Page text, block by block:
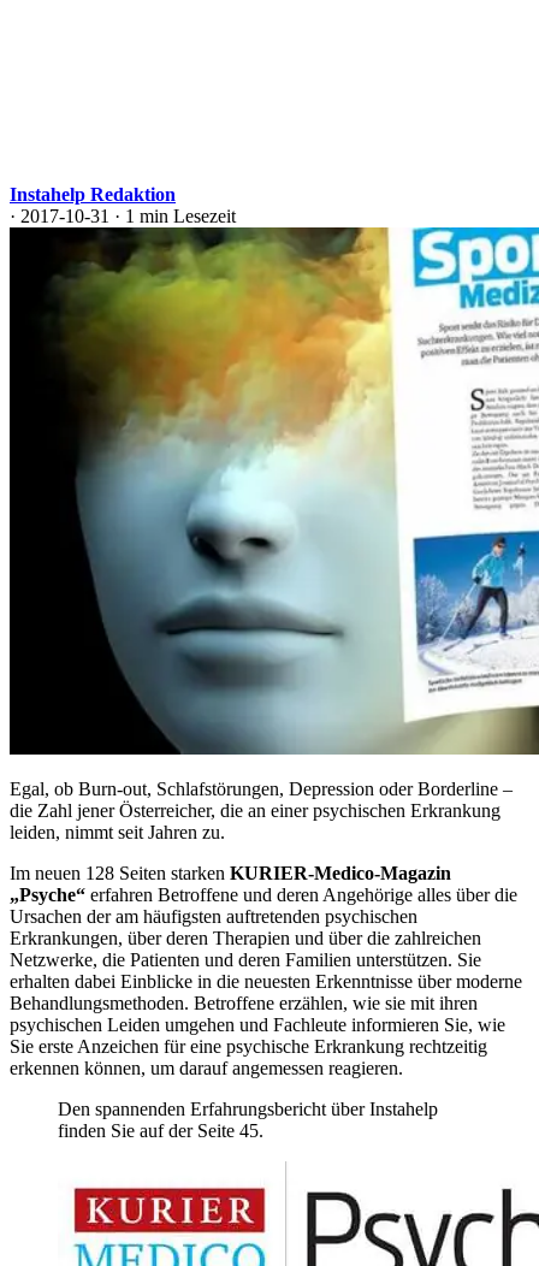
Instahelp Redaktion
· 2017-10-31 · 1 min Lesezeit
Egal, ob Burn-out, Schlafstörungen, Depression oder Borderline –
die Zahl jener Österreicher, die an einer psychischen Erkrankung
leiden, nimmt seit Jahren zu.
Im neuen 128 Seiten starken KURIER-Medico-Magazin
„Psyche“ erfahren Betroffene und deren Angehörige alles über die
Ursachen der am häufigsten auftretenden psychischen
Erkrankungen, über deren Therapien und über die zahlreichen
Netzwerke, die Patienten und deren Familien unterstützen. Sie
erhalten dabei Einblicke in die neuesten Erkenntnisse über moderne
Behandlungsmethoden. Betroffene erzählen, wie sie mit ihren
psychischen Leiden umgehen und Fachleute informieren Sie, wie
Sie erste Anzeichen für eine psychische Erkrankung rechtzeitig
erkennen können, um darauf angemessen reagieren.
Den spannenden Erfahrungsbericht über Instahelp
finden Sie auf der Seite 45.